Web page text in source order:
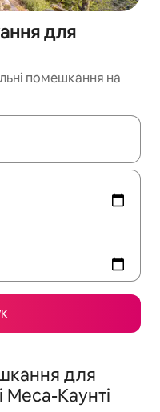
для
помешкання на
для
для
Меса-Каунті